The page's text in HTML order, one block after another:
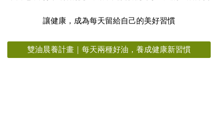
讓健康，成為每天留給自己的美好習慣
雙油晨養計畫｜每天兩種好油，養成健康新習慣